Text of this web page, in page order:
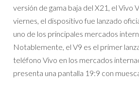
versión de gama baja del X21, el Vivo
viernes, el dispositivo fue lanzado
uno de los principales mercados
Notablemente, el V9 es el primer
teléfono Vivo en los mercados
presenta una pantalla 19:9 con